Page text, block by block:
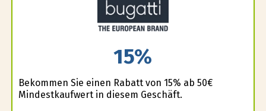
15%
Bekommen Sie einen Rabatt von 15% ab 50€
Mindestkaufwert in diesem Geschäft.